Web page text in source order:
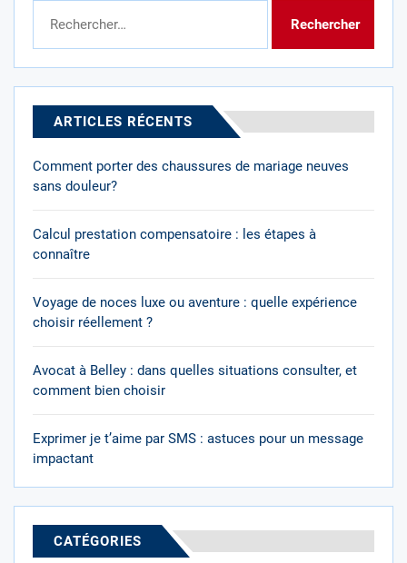
ARTICLES RÉCENTS
Comment porter des chaussures de mariage neuves
sans douleur?
Calcul prestation compensatoire : les étapes à
connaître
Voyage de noces luxe ou aventure : quelle expérience
choisir réellement ?
Avocat à Belley : dans quelles situations consulter, et
comment bien choisir
Exprimer je t’aime par SMS : astuces pour un message
impactant
CATÉGORIES